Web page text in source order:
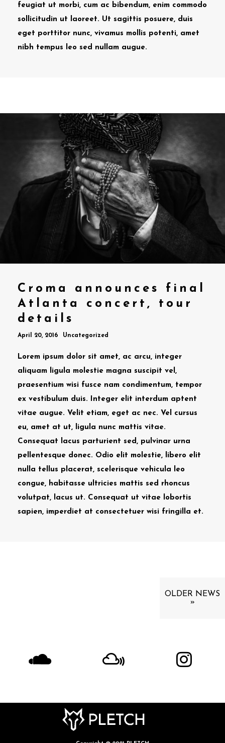
feugiat ut morbi, cum ac bibendum, enim commodo
sollicitudin ut laoreet. Ut sagittis posuere, duis
eget porttitor nunc, vivamus mollis potenti, amet
nibh tempus leo sed nullam augue.
Croma announces final
Atlanta concert, tour
details
April 20, 2016 Uncategorized
Lorem ipsum dolor sit amet, ac arcu, integer
aliquam ligula molestie magna suscipit vel,
praesentium wisi fusce nam condimentum, tempor
ex vestibulum duis. Integer elit interdum aptent
vitae augue. Velit etiam, eget ac nec. Vel cursus
eu, amet at ut, ligula nunc mattis vitae.
Consequat lacus parturient sed, pulvinar urna
pellentesque donec. Odio elit molestie, libero elit
nulla tellus placerat, scelerisque vehicula leo
congue, habitasse ultricies mattis sed rhoncus
volutpat, lacus ut. Consequat ut vitae lobortis
sapien, imperdiet at consectetuer wisi fringilla et.
OLDER NEWS
»